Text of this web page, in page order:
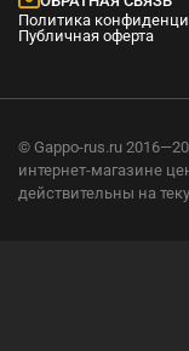
Политика
Публичная оферта
© Gappo-rus.ru
интернет-магазине
действительны на